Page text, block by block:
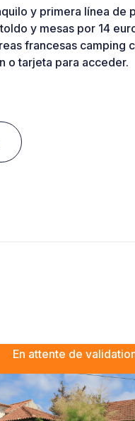
y primera línea de
y mesas por 14
francesas camping
o tarjeta para acceder.
En attente de